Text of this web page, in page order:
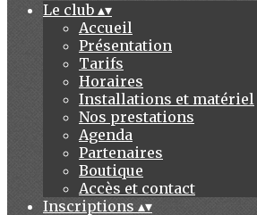
Le club ▴▾
Accueil
Présentation
Tarifs
Horaires
Installations et matériel
Nos prestations
Agenda
Partenaires
Boutique
Accès et contact
Inscriptions ▴▾